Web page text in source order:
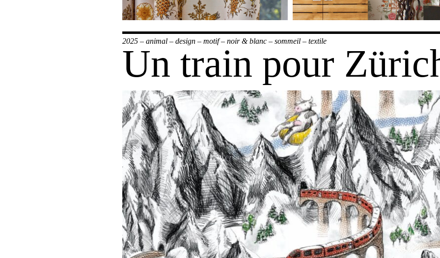
2025 – animal – design – motif– noir & blanc – sommeil – textile
Un train pour